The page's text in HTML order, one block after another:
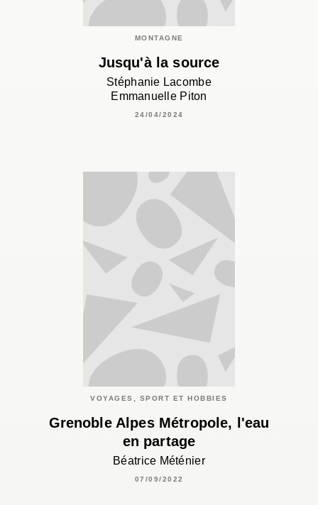
MONTAGNE
Jusqu'à la source
Stéphanie Lacombe
Emmanuelle Piton
24/04/2024
VOYAGES, SPORT ET HOBBIES
Grenoble Alpes Métropole, l'eau
en partage
Béatrice Méténier
07/09/2022